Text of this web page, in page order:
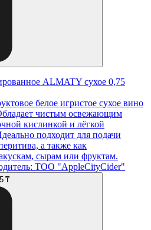
ALMATY сухое 0,75
белое игристое сухое вино
чистым освежающим
кислинкой и лёгкой
подходит для подачи
а также как
сырам или фруктам.
ТОО "AppleCityCider"
₸